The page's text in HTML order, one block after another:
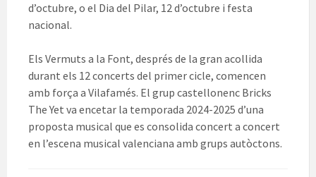
d’octubre, o el Dia del Pilar, 12 d’octubre i festa
nacional.
Els Vermuts a la Font, després de la gran acollida
durant els 12 concerts del primer cicle, comencen
amb força a Vilafamés. El grup castellonenc Bricks
The Yet va encetar la temporada 2024-2025 d’una
proposta musical que es consolida concert a concert
en l’escena musical valenciana amb grups autòctons.